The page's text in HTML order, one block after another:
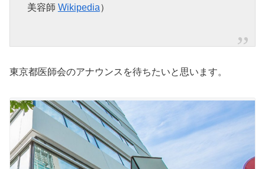
美容師 Wikipedia）
東京都医師会のアナウンスを待ちたいと思います。